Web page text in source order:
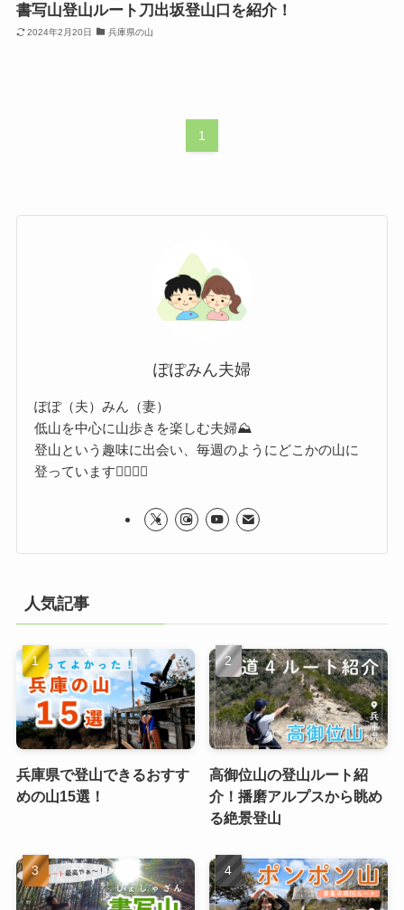
書写山登山ルート刀出坂登山口を紹介！
2024年2月20日 兵庫県の山
1
ぽぽみん夫婦
ぽぽ（夫）みん（妻）
低山を中心に山歩きを楽しむ夫婦⛰️
登山という趣味に出会い、毎週のようにどこかの山に
登っています🙆‍♂️🙆‍♀️
人気記事
兵庫県で登山できるおすす
めの山15選！
高御位山の登山ルート紹
介！播磨アルプスから眺め
る絶景登山